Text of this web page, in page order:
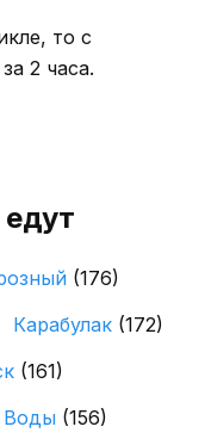
то с
2 часа.
(176)
Карабулак (172)
(161)
Воды (156)